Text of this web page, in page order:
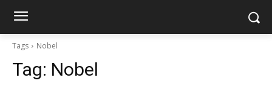
Tags Nobel
Tag: Nobel